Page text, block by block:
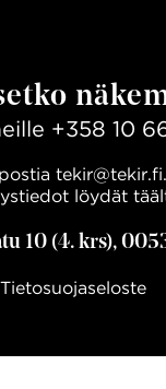
+358 10
tekir@tekir.fi
löydät
10 (4. krs),
Tietosuojaseloste